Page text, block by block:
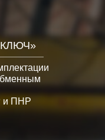
и ПНР